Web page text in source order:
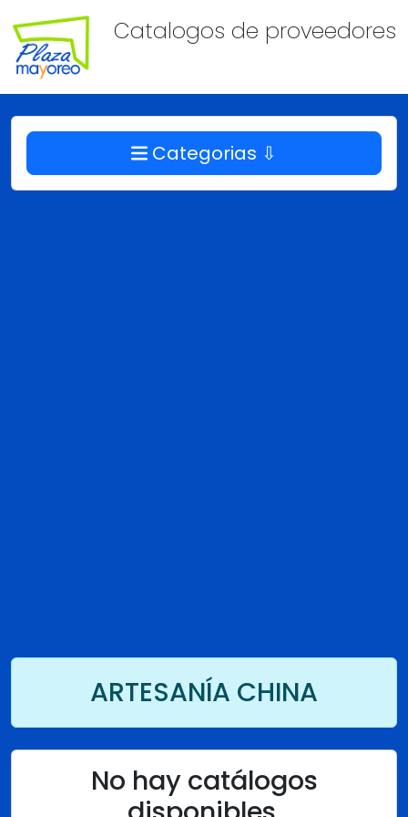
Catalogos de proveedores
Categorias ⇩
ARTESANÍA CHINA
No hay catálogos